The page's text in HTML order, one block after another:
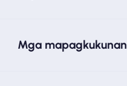
Mga mapagkukunan